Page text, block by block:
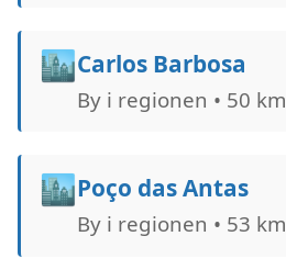
🏙️Carlos Barbosa
By i regionen • 50 km
🏙️Poço das Antas
By i regionen • 53 km